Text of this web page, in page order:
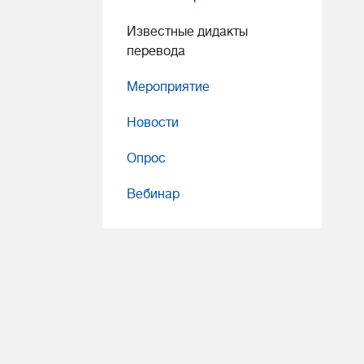
Известные дидакты
перевода
Мероприятие
Новости
Опрос
Вебинар